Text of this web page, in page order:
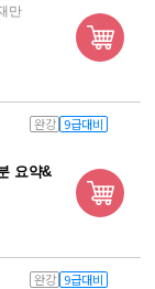
만
완강 9급대비
요약&
완강 9급대비